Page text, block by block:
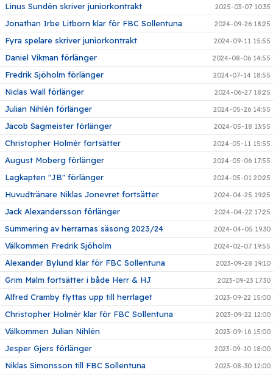
Linus Sundén skriver juniorkontrakt 2025-03-07 10:35
Jonathan Irbe Litborn klar för FBC Sollentuna 2024-09-26 18:25
Fyra spelare skriver juniorkontrakt 2024-09-11 15:55
Daniel Vikman förlänger 2024-08-06 14:55
Fredrik Sjöholm förlänger 2024-07-14 18:55
Niclas Wall förlänger 2024-06-27 18:25
Julian Nihlén förlänger 2024-05-26 14:55
Jacob Sagmeister förlänger 2024-05-18 13:55
Christopher Holmér fortsätter 2024-05-11 15:55
August Moberg förlänger 2024-05-06 17:55
Lagkapten "JB" förlänger 2024-05-01 20:25
Huvudtränare Niklas Jonevret fortsätter 2024-04-25 19:25
Jack Alexandersson förlänger 2024-04-22 17:25
Summering av herrarnas säsong 2023/24 2024-04-05 19:30
Välkommen Fredrik Sjöholm 2024-02-07 19:55
Alexander Bylund klar för FBC Sollentuna 2023-09-28 19:10
Grim Malm fortsätter i både Herr & HJ 2023-09-23 17:30
Alfred Cramby flyttas upp till herrlaget 2023-09-22 15:00
Christopher Holmér klar för FBC Sollentuna 2023-09-22 12:00
Välkommen Julian Nihlén 2023-09-16 15:00
Jesper Gjers förlänger 2023-09-10 18:00
Niklas Simonsson till FBC Sollentuna 2023-08-30 12:00